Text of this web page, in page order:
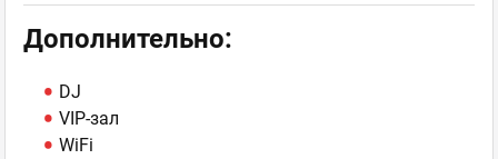
Дополнительно:
DJ
VIP-зал
WiFi